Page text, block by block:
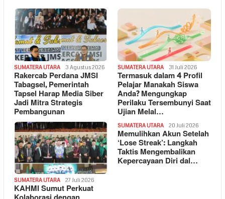
SUMATERA UTARA 3 Agustus 2026
Rakercab Perdana JMSI
Tabagsel, Pemerintah
Tapsel Harap Media Siber
Jadi Mitra Strategis
Pembangunan
SUMATERA UTARA 31 Juli 2026
Termasuk dalam 4 Profil
Pelajar Manakah Siswa
Anda? Mengungkap
Perilaku Tersembunyi Saat
Ujian Melal…
SUMATERA UTARA 27 Juli 2026
KAHMI Sumut Perkuat
SUMATERA UTARA 20 Juli 2026
Memulihkan Akun Setelah
‘Lose Streak’: Langkah
Taktis Mengembalikan
Kepercayaan Diri dal…